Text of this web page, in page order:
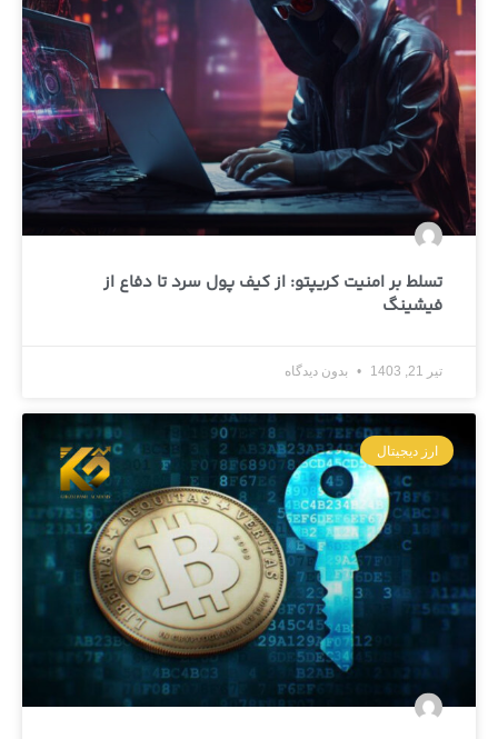
تسلط بر امنیت کریپتو: از کیف پول سرد تا دفاع از
فیشینگ
تیر 21, 1403 بدون دیدگاه
ارز دیجیتال